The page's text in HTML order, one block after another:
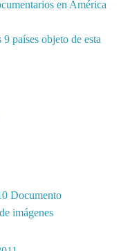
en América
países objeto de esta
Documento
imágenes